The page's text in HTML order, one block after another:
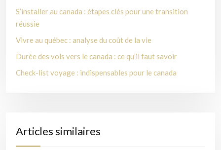
S’installer au canada : étapes clés pour une transition
réussie
Vivre au québec : analyse du coût de la vie
Durée des vols vers le canada : ce qu’il faut savoir
Check-list voyage : indispensables pour le canada
Articles similaires